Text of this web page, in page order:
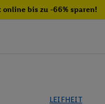
online bis zu -66% sparen!
LEIFHEIT